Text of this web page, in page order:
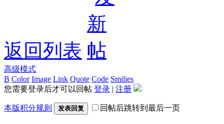
返回列表
高级模式
B Color Image Link Quote Code Smilies
您需要登录后才可以回帖 登录 | 注册
本版积分规则 发表回复 回帖后跳转到最后一页